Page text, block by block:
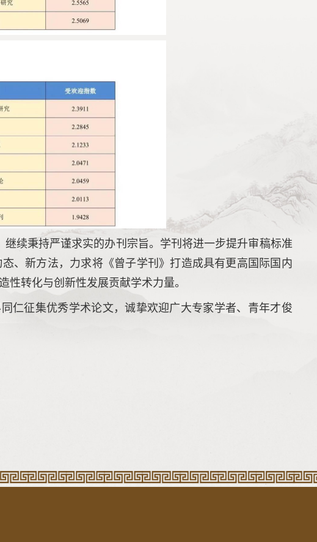
继续秉持严谨求实的办刊宗旨。学刊将进一步提升审稿标准
、新方法，力求将《曾子学刊》打造成具有更高国际国内
性转化与创新性发展贡献学术力量。
仁征集优秀学术论文，诚挚欢迎广大专家学者、青年才俊